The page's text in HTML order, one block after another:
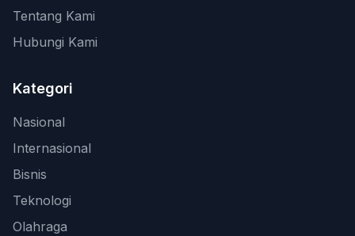
Tentang Kami
Hubungi Kami
Kategori
Nasional
Internasional
Bisnis
Teknologi
Olahraga